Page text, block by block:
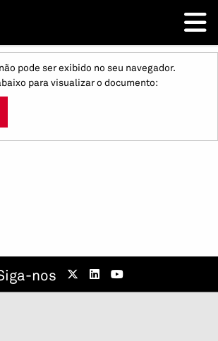
pode ser exibido no seu navegador.
para visualizar o documento:
nos